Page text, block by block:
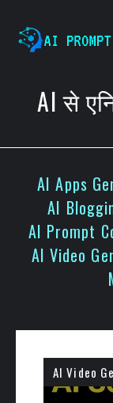
content
AI से
AI Apps
AI
AI Prompt
AI Video
AI Video